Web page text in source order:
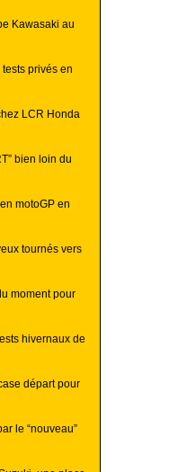
Kawasaki au
privés en
LCR Honda
bien loin du
motoGP en
tournés vers
moment pour
hivernaux de
départ pour
le “nouveau”